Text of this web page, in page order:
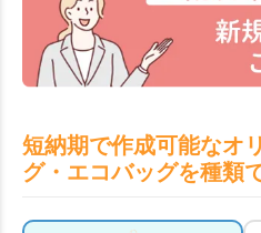
短納期で作成可能なオ
グ・エコバッグを種類